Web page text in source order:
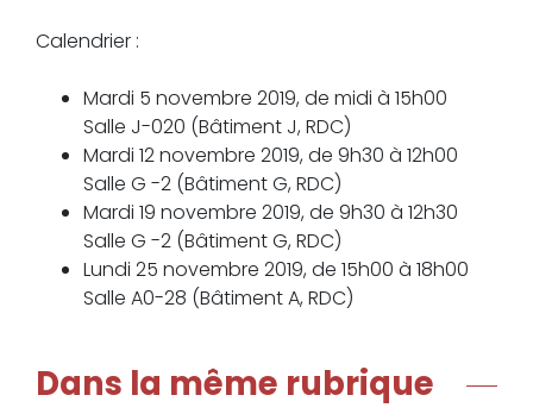
Calendrier :
Mardi 5 novembre 2019, de midi à 15h00
Salle J-020 (Bâtiment J, RDC)
Mardi 12 novembre 2019, de 9h30 à 12h00
Salle G -2 (Bâtiment G, RDC)
Mardi 19 novembre 2019, de 9h30 à 12h30
Salle G -2 (Bâtiment G, RDC)
Lundi 25 novembre 2019, de 15h00 à 18h00
Salle A0-28 (Bâtiment A, RDC)
Dans la même rubrique